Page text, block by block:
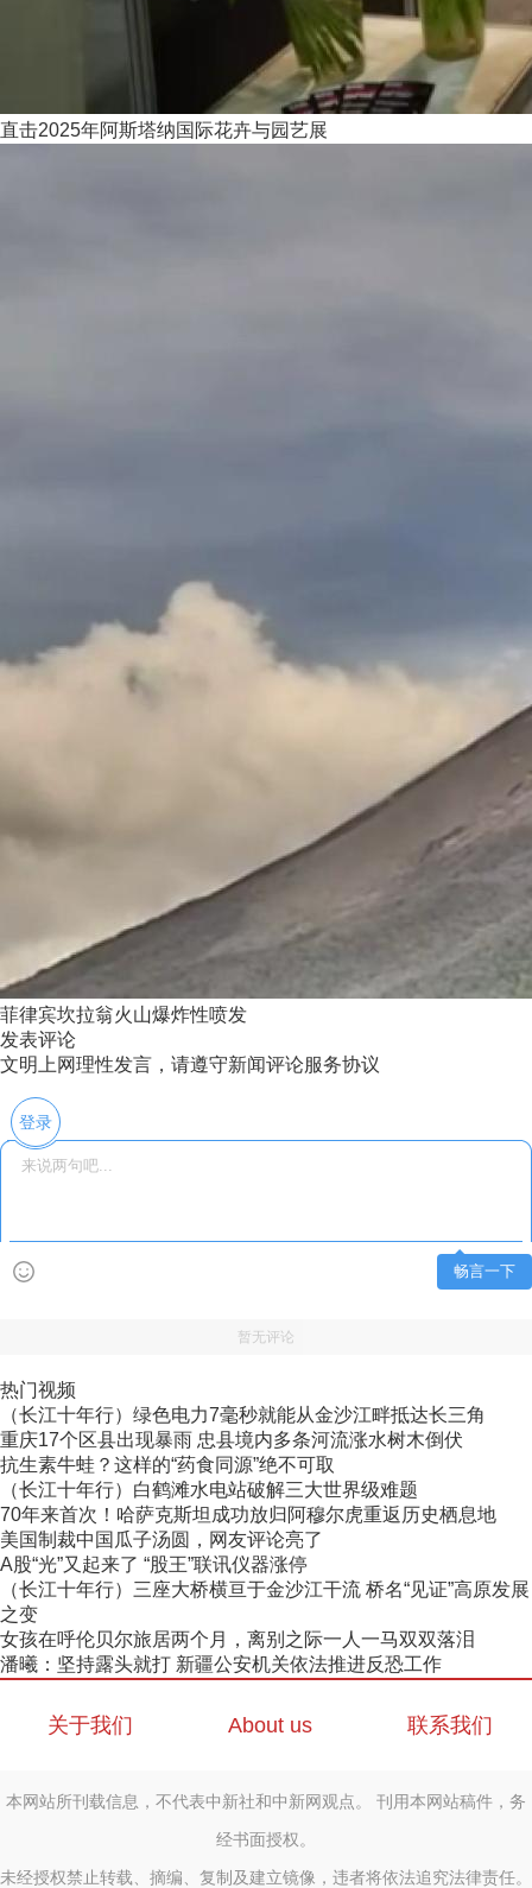
直击2025年阿斯塔纳国际花卉与园艺展
菲律宾坎拉翁火山爆炸性喷发
发表评论
文明上网理性发言，请遵守新闻评论服务协议
登录
畅言一下
暂无评论
热门视频
（长江十年行）绿色电力7毫秒就能从金沙江畔抵达长三角
重庆17个区县出现暴雨 忠县境内多条河流涨水树木倒伏
抗生素牛蛙？这样的“药食同源”绝不可取
（长江十年行）白鹤滩水电站破解三大世界级难题
70年来首次！哈萨克斯坦成功放归阿穆尔虎重返历史栖息地
美国制裁中国瓜子汤圆，网友评论亮了
A股“光”又起来了 “股王”联讯仪器涨停
（长江十年行）三座大桥横亘于金沙江干流 桥名“见证”高原发展
之变
女孩在呼伦贝尔旅居两个月，离别之际一人一马双双落泪
潘曦：坚持露头就打 新疆公安机关依法推进反恐工作
关于我们 About us 联系我们
本网站所刊载信息，不代表中新社和中新网观点。 刊用本网站稿件，务
经书面授权。
未经授权禁止转载、摘编、复制及建立镜像，违者将依法追究法律责任。